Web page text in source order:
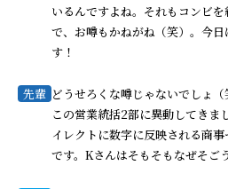
いるんですよね。それもコンビ
で、お噂もかねがね（笑）。今
す！
先輩 どうせろくな噂じゃないでしょ
この営業統括2部に異動してきま
イレクトに数字に反映される商
です。Kさんはそもそもなぜそご